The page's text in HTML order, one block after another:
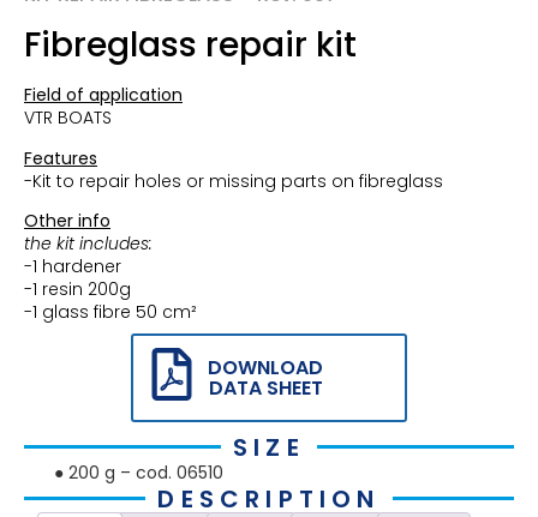
Fibreglass repair kit
Field of application
VTR BOATS
Features
-Kit to repair holes or missing parts on fibreglass
Other info
the kit includes:
-1 hardener
-1 resin 200g
-1 glass fibre 50 cm²
DOWNLOAD
DATA SHEET
SIZE
● 200 g – cod. 06510
DESCRIPTION